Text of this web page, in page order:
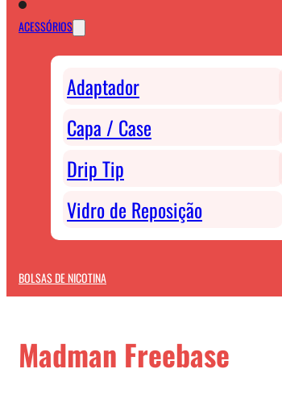
ACESSÓRIOS
Adaptador
Capa / Case
Drip Tip
Vidro de Reposição
BOLSAS DE NICOTINA
Madman Freebase